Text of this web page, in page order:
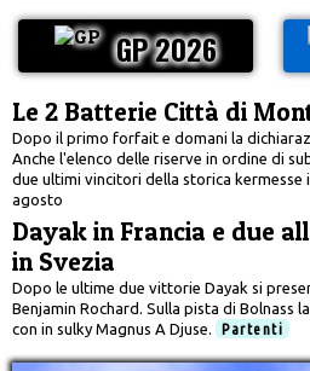
GP 2026
Le 2 Batterie Città di
Dopo il primo forfait e domani la
Anche l'elenco delle riserve in ordine di
due ultimi vincitori della storica kermesse
agosto
Dayak in Francia e due
in Svezia
Dopo le ultime due vittorie Dayak si
Benjamin Rochard. Sulla pista di Bolnass
con in sulky Magnus A Djuse.
Partenti